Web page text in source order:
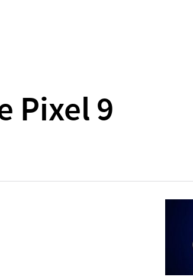
Pixel 9